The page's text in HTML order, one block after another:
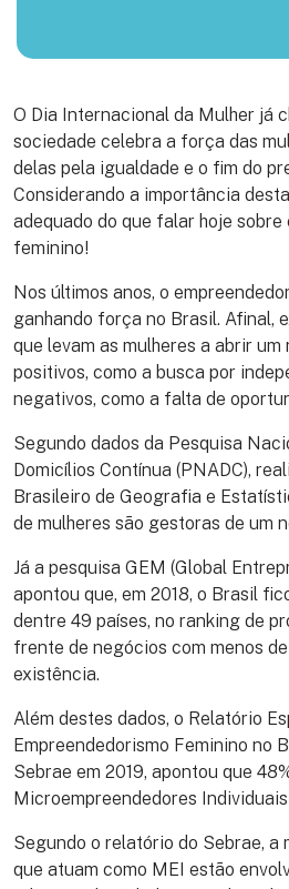
O Dia Internacional da Mulher já
sociedade celebra a força das
delas pela igualdade e o fim do
Considerando a importância
adequado do que falar hoje sobre
feminino!
Nos últimos anos, o
ganhando força no Brasil. Afinal,
que levam as mulheres a abrir
positivos, como a busca por
negativos, como a falta de
Segundo dados da Pesquisa
Domicílios Contínua (PNADC),
Brasileiro de Geografia e
de mulheres são gestoras de um
Já a pesquisa GEM (Global
apontou que, em 2018, o Brasil
dentre 49 países, no ranking de
frente de negócios com menos
existência.
Além destes dados, o Relatório
Empreendedorismo Feminino no
Sebrae em 2019, apontou que
Microempreendedores
Segundo o relatório do Sebrae, a
que atuam como MEI estão